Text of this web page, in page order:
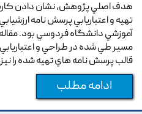
هدف اصلي پژوهش, نشان دادن
تهيه و اعتباريابي پرسش نامه
آموزشي دانشگاه فردوسي بود.
مسير طي شده در طراحي و
قالب پرسش نامه هاي تهيه شده را نيز
ادامه مطلب